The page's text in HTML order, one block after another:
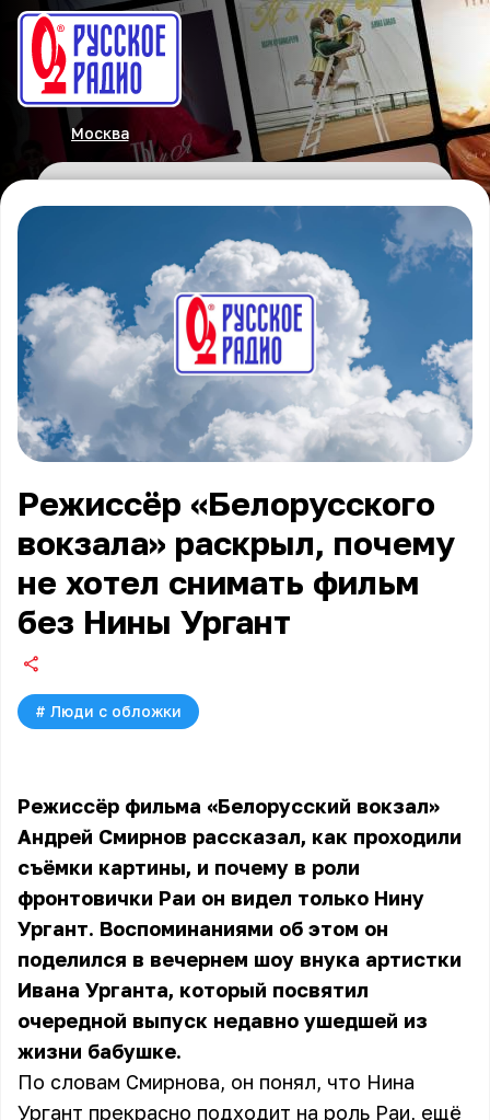
Москва
Режиссёр «Белорусского
вокзала» раскрыл, почему
не хотел снимать фильм
без Нины Ургант
# Люди с обложки
Режиссёр фильма «Белорусский вокзал»
Андрей Смирнов рассказал, как проходили
съёмки картины, и почему в роли
фронтовички Раи он видел только Нину
Ургант. Воспоминаниями об этом он
поделился в вечернем шоу внука артистки
Ивана Урганта, который посвятил
очередной выпуск недавно ушедшей из
жизни бабушке.
По словам Смирнова, он понял, что Нина
Ургант прекрасно подходит на роль Раи, ещё